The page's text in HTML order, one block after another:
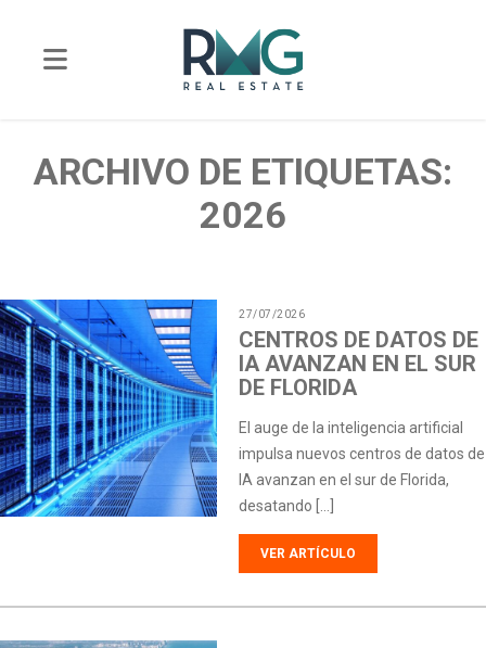
ARCHIVO DE ETIQUETAS:
2026
27/07/2026
CENTROS DE DATOS DE
IA AVANZAN EN EL SUR
DE FLORIDA
El auge de la inteligencia artificial
impulsa nuevos centros de datos de
IA avanzan en el sur de Florida,
desatando […]
VER ARTÍCULO